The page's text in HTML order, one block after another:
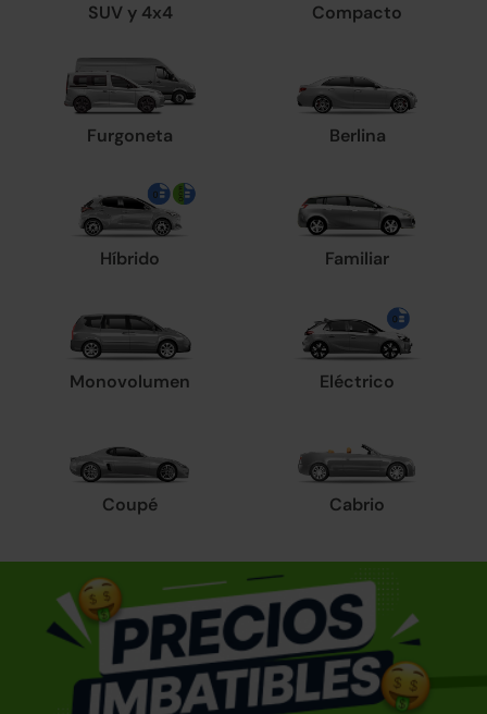
SUV y 4x4 Compacto
Furgoneta Berlina
Híbrido Familiar
Monovolumen Eléctrico
Coupé Cabrio